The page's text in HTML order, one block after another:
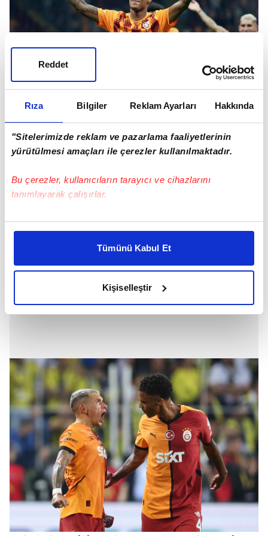
Rıza Bilgiler Reklam Ayarları Hakkında
"Sitelerimizde reklam ve pazarlama faaliyetlerinin
yürütülmesi amaçları ile çerezler kullanılmaktadır.
Bu çerezler, kullanıcıların tarayıcı ve cihazlarını
tanımlayarak çalışırlar.
Bu çerezlere izin vermeniz halinde sizlere özel
daha iyi reklam deneyimi yaşatabiliriz. Bunu yaparken
amacımızın size daha iyi bir reklam deneyimi sunmak
elimizden gelen çabayı gösterdiğimizi ve bu noktada,
takdirde, kullanıcılara hedefli reklamlar
gösterilmeyecektir."
Sizlere daha iyi bir hizmet sunabilmek için İnternet
Sitemizde kendimize ve üçüncü kişilere ait çerezler
kullanılmaktadır. Bu çerezler vasıtasıyla çeşitli kişisel
verileriniz işlenmekte olup gerekli olan çerezler bilgi
toplumu hizmetlerinin sunulması amacıyla
kullanılmaktadır. Diğer çerezler, sitemizin daha işlevsel
kılınması ve kişiselleştirilmesi ve sizlere yönelik
reklam/pazarlama faaliyetlerinin yapılması, amaçlarıyla
sınırlı olarak açık rızanız dahilinde kullanılacaktır.
Tümünü Kabul Et
Kişiselleştir
Reddet
Ancak Jakobs'un 1 gün sonra Galatasaray
formasıyla Alanyaspor maçında 90 dakika
süre alması Senegal'de huzursuzluk yarattı.